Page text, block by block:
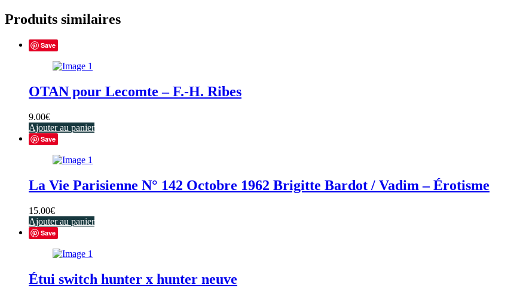
Produits similaires
Save
OTAN pour Lecomte – F.-H. Ribes
9.00€
Ajouter au panier
Save
La Vie Parisienne N° 142 Octobre 1962 Brigitte Bardot / Vadim – Érotisme
15.00€
Ajouter au panier
Save
Étui switch hunter x hunter neuve